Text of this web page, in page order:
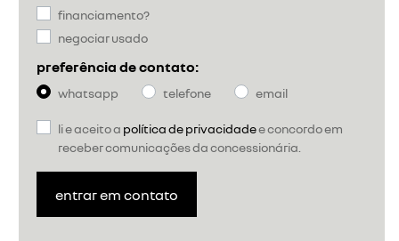
financiamento?
negociar usado
preferência de contato:
whatsapp telefone email
li e aceito a política de privacidadee concordo em
receber comunicações da concessionária.
entrar em contato